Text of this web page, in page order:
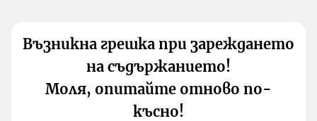
Възникна грешка при зареждането
на съдържанието!
Моля, опитайте отново по-
късно!